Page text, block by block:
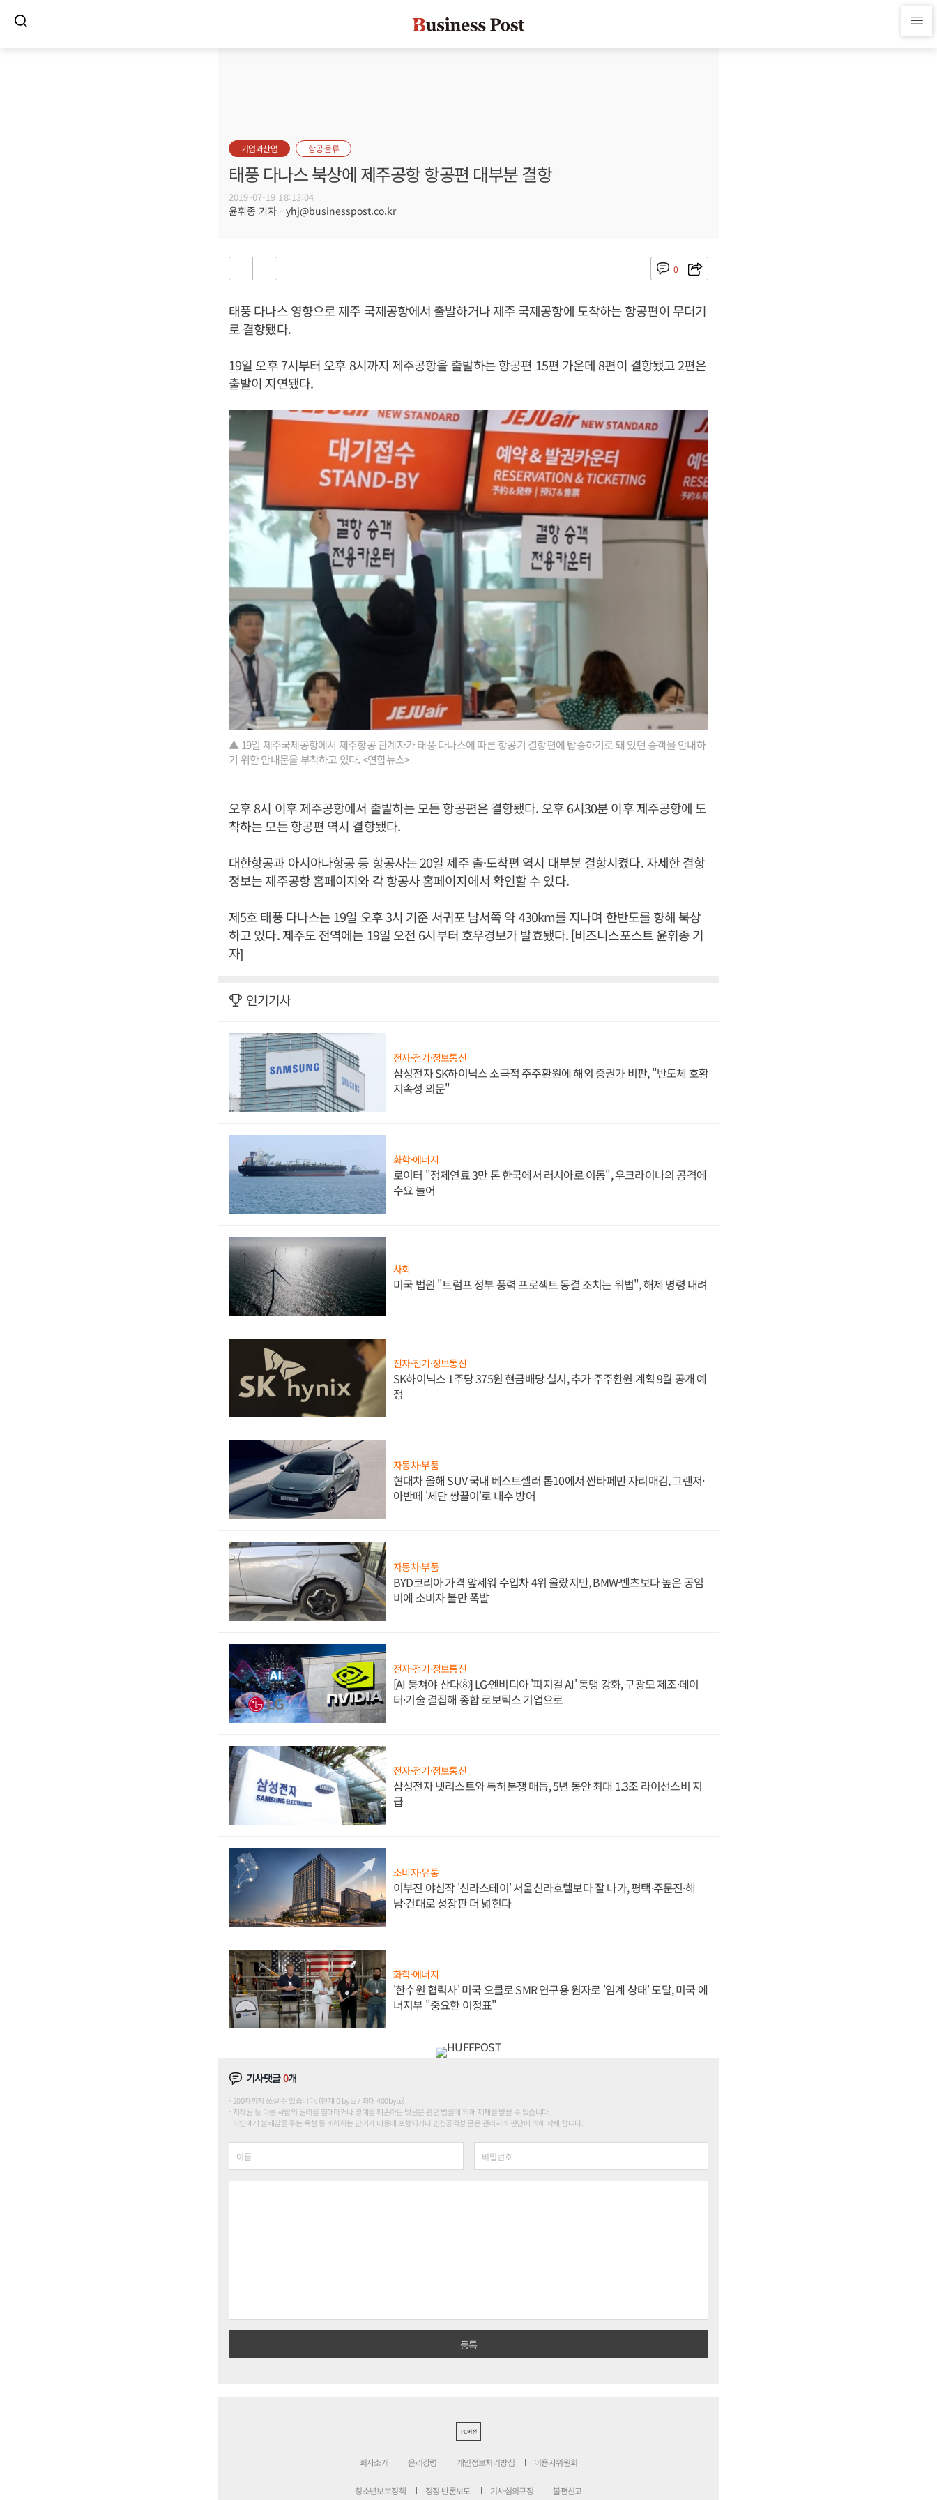
기업과산업 항공·물류
태풍 다나스 북상에 제주공항 항공편 대부분 결항
2019-07-19 18:13:04
윤휘종 기자 - yhj@businesspost.co.kr
0
태풍 다나스 영향으로 제주 국제공항에서 출발하거나 제주 국제공항에 도착하는 항공편이 무더기
로 결항됐다.
19일 오후 7시부터 오후 8시까지 제주공항을 출발하는 항공편 15편 가운데 8편이 결항됐고 2편은
출발이 지연됐다.
▲ 19일 제주국제공항에서 제주항공 관계자가 태풍 다나스에 따른 항공기 결항편에 탑승하기로 돼 있던 승객을 안내하
기 위한 안내문을 부착하고 있다. <연합뉴스>
오후 8시 이후 제주공항에서 출발하는 모든 항공편은 결항됐다. 오후 6시30분 이후 제주공항에 도
착하는 모든 항공편 역시 결항됐다.
대한항공과 아시아나항공 등 항공사는 20일 제주 출·도착편 역시 대부분 결항시켰다. 자세한 결항
정보는 제주공항 홈페이지와 각 항공사 홈페이지에서 확인할 수 있다.
제5호 태풍 다나스는 19일 오후 3시 기준 서귀포 남서쪽 약 430km를 지나며 한반도를 향해 북상
하고 있다. 제주도 전역에는 19일 오전 6시부터 호우경보가 발효됐다. [비즈니스포스트 윤휘종 기
자]
인기기사
전자·전기·정보통신
삼성전자 SK하이닉스 소극적 주주환원에 해외 증권가 비판, "반도체 호황
지속성 의문"
화학·에너지
로이터 "정제연료 3만 톤 한국에서 러시아로 이동", 우크라이나의 공격에
수요 늘어
사회
미국 법원 "트럼프 정부 풍력 프로젝트 동결 조치는 위법", 해제 명령 내려
전자·전기·정보통신
SK하이닉스 1주당 375원 현금배당 실시, 추가 주주환원 계획 9월 공개 예
정
자동차·부품
현대차 올해 SUV 국내 베스트셀러 톱10에서 싼타페만 자리매김, 그랜저·
아반떼 '세단 쌍끌이'로 내수 방어
자동차·부품
BYD코리아 가격 앞세워 수입차 4위 올랐지만, BMW·벤츠보다 높은 공임
비에 소비자 불만 폭발
전자·전기·정보통신
[AI 뭉쳐야 산다⑧] LG·엔비디아 '피지컬 AI' 동맹 강화, 구광모 제조·데이
터·기술 결집해 종합 로보틱스 기업으로
전자·전기·정보통신
삼성전자 넷리스트와 특허분쟁 매듭, 5년 동안 최대 1.3조 라이선스비 지
급
소비자·유통
이부진 야심작 '신라스테이' 서울신라호텔보다 잘 나가, 평택·주문진·해
남·건대로 성장판 더 넓힌다
화학·에너지
'한수원 협력사' 미국 오클로 SMR 연구용 원자로 '임계 상태' 도달, 미국 에
너지부 "중요한 이정표"
기사댓글0개
200자까지 쓰실 수 있습니다. (현재 0 byte / 최대 400byte)
저작권 등 다른 사람의 권리를 침해하거나 명예를 훼손하는 댓글은 관련 법률에 의해 제재를 받을 수 있습니다.
타인에게 불쾌감을 주는 욕설 등 비하하는 단어가 내용에 포함되거나 인신공격성 글은 관리자의 판단에 의해 삭제 합니다.
PC버전
회사소개 윤리강령 개인정보처리방침 이용자위원회
청소년보호정책 정정·반론보도 기사심의규정 불편신고